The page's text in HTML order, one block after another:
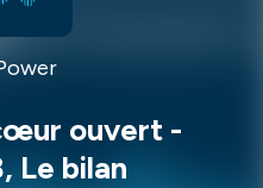
ouvert -
Le bilan